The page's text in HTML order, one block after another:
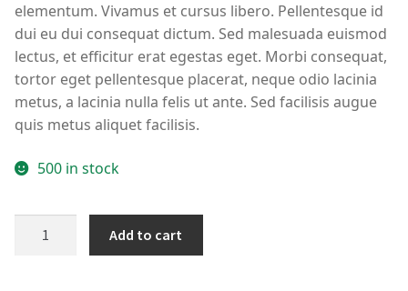
elementum. Vivamus et cursus libero. Pellentesque id
dui eu dui consequat dictum. Sed malesuada euismod
lectus, et efficitur erat egestas eget. Morbi consequat,
tortor eget pellentesque placerat, neque odio lacinia
metus, a lacinia nulla felis ut ante. Sed facilisis augue
quis metus aliquet facilisis.
500 in stock
Add to cart